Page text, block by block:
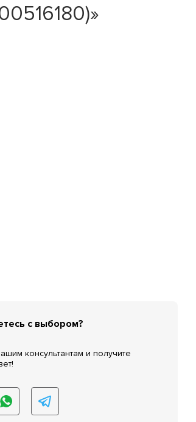
с выбором?
консультантам и получите